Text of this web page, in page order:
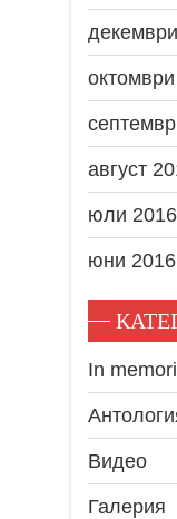
август
юли 2016
юни 2016
In
Видео
Галерия